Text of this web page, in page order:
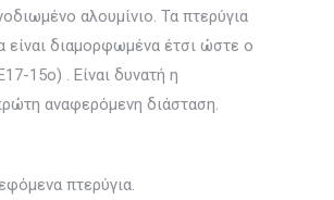
αλουμίνιο. Τα πτερύγια
είναι διαμορφωμένα έτσι ώστε ο
15ο) . Είναι δυνατή η
αναφερόμενη διάσταση.
πτερύγια.